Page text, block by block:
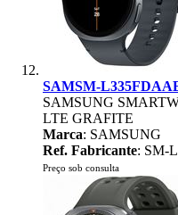
SAMSM-
SAMSUNG
LTE GRAFITE
Marca: SAMSUNG
Ref. Fabricante: SM-
Preço sob consulta